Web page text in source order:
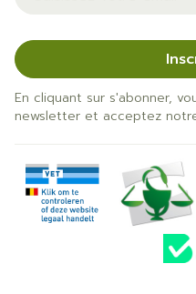
En cliquant sur s'abonner,
newsletter et acceptez